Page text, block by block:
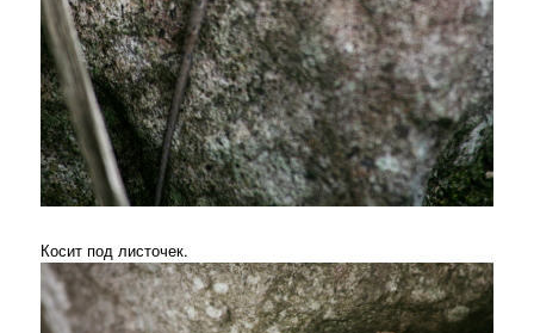
Косит под листочек.